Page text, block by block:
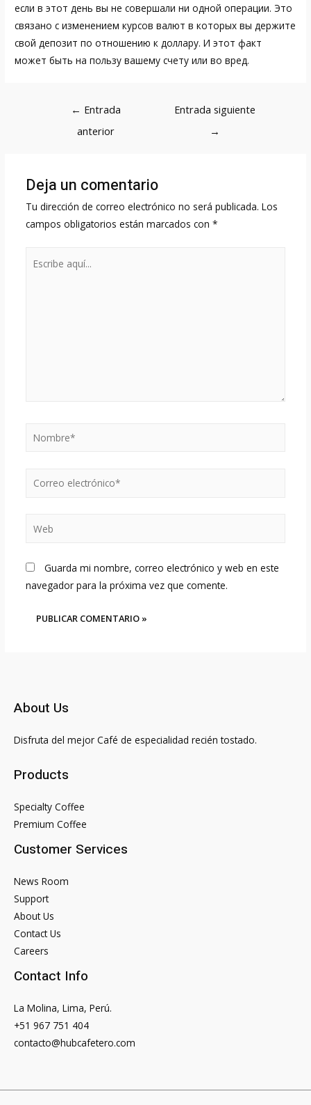
если в этот день вы не совершали ни одной операции. Это
связано с изменением курсов валют в которых вы держите
свой депозит по отношению к доллару. И этот факт
может быть на пользу вашему счету или во вред.
Navegación
← Entrada
anterior
Entrada siguiente
→
Deja un comentario
Tu dirección de correo electrónico no será publicada. Los
campos obligatorios están marcados con *
Nombre*
Correo
Guarda mi nombre, correo electrónico y web en este
navegador para la próxima vez que comente.
About Us
Disfruta del mejor Café de especialidad recién tostado.
Products
Specialty Coffee
Premium Coffee
Customer Services
News Room
Support
About Us
Contact Us
Careers
Contact Info
La Molina, Lima, Perú.
+51 967 751 404
contacto@hubcafetero.com